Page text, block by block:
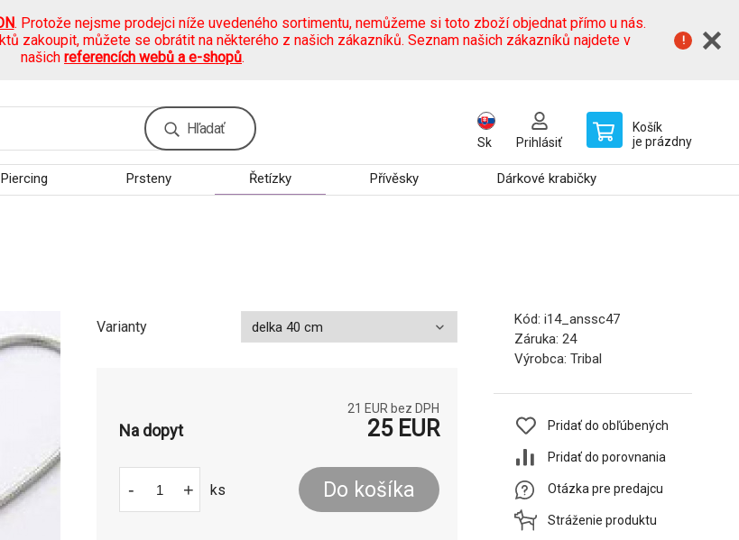
. Protože nejsme prodejci níže uvedeného sortimentu, nemůžeme si toto zboží objednat přímo u nás.
zakoupit, můžete se obrátit na některého z našich zákazníků. Seznam našich zákazníků najdete v
našich referencích webů a e-shopů.
Hľadať
Sk Prihlásiť
Košík
je prázdny
Piercing Prsteny Řetízky Přívěsky Dárkové krabičky
Varianty
21 EUR bez DPH
Na dopyt 25EUR
- + ks Do košíka
Kód: i14_anssc47
Záruka: 24
Výrobca: Tribal
Pridať do obľúbených
Pridať do porovnania
Otázka pre predajcu
Stráženie produktu